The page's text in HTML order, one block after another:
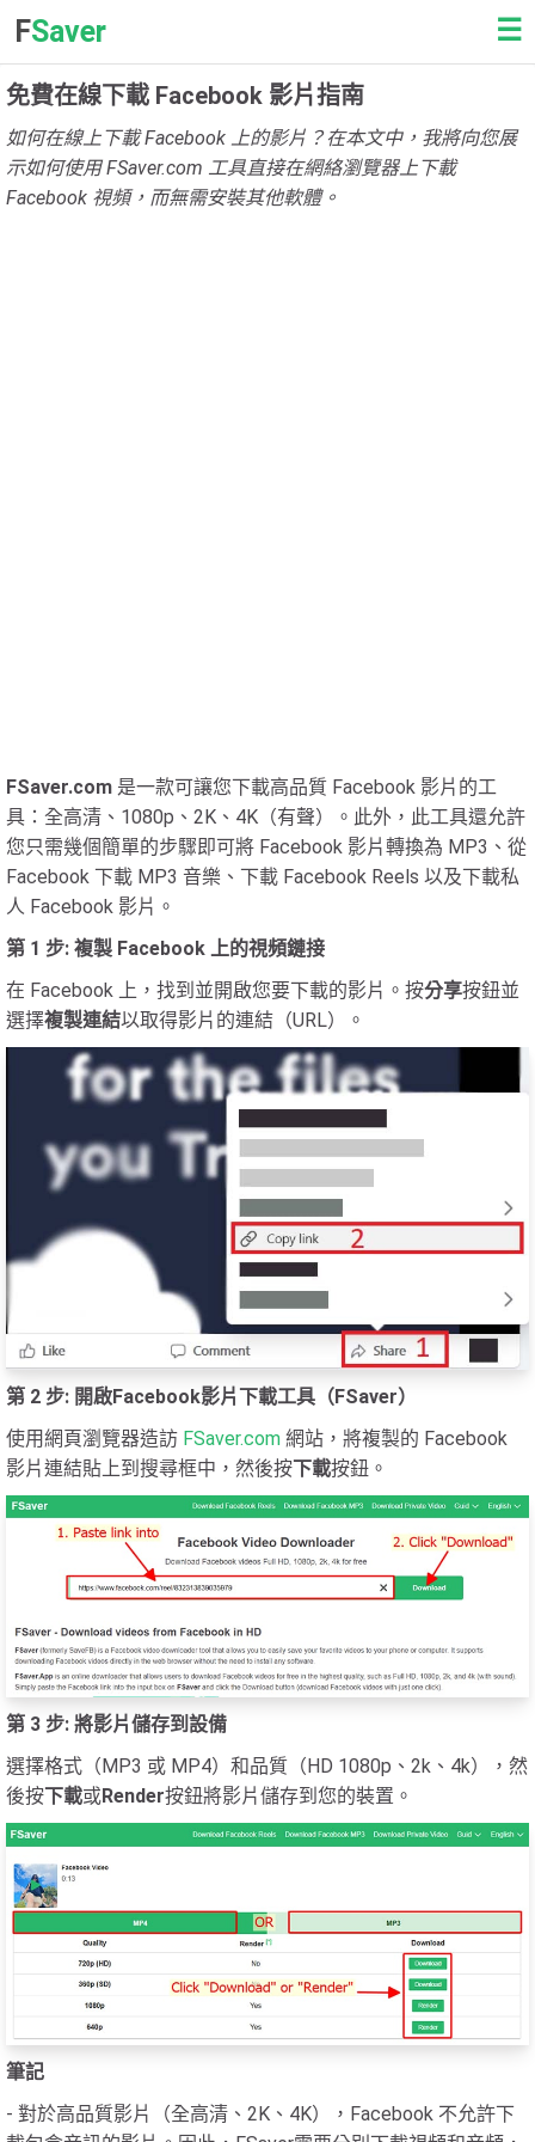
FSaver ☰
免費在線下載 Facebook 影片指南
如何在線上下載 Facebook 上的影片？在本文中，我將向您展
示如何使用 FSaver.com 工具直接在網絡瀏覽器上下載
Facebook 視頻，而無需安裝其他軟體。
FSaver.com 是一款可讓您下載高品質 Facebook 影片的工
具：全高清、1080p、2K、4K（有聲）。此外，此工具還允許
您只需幾個簡單的步驟即可將 Facebook 影片轉換為 MP3、從
Facebook 下載 MP3 音樂、下載 Facebook Reels 以及下載私
人 Facebook 影片。
第 1 步: 複製 Facebook 上的視頻鏈接
在 Facebook 上，找到並開啟您要下載的影片。按分享按鈕並
選擇複製連結以取得影片的連結（URL）。
第 2 步: 開啟Facebook影片下載工具（FSaver）
使用網頁瀏覽器造訪 FSaver.com 網站，將複製的 Facebook
影片連結貼上到搜尋框中，然後按下載按鈕。
第 3 步: 將影片儲存到設備
選擇格式（MP3 或 MP4）和品質（HD 1080p、2k、4k），然
後按下載或Render按鈕將影片儲存到您的裝置。
筆記
- 對於高品質影片（全高清、2K、4K），Facebook 不允許下